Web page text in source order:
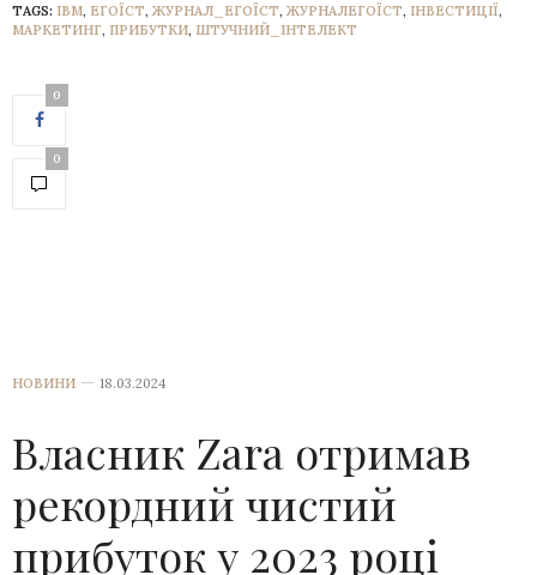
TAGS: IBM, ЕГОЇСТ, ЖУРНАЛ_ЕГОЇСТ, ЖУРНАЛЕГОЇСТ, ІНВЕСТИЦІЇ,
МАРКЕТИНГ, ПРИБУТКИ, ШТУЧНИЙ_ІНТЕЛЕКТ
0
0
НОВИНИ 18.03.2024
Власник Zara отримав
рекордний чистий
прибуток у 2023 році